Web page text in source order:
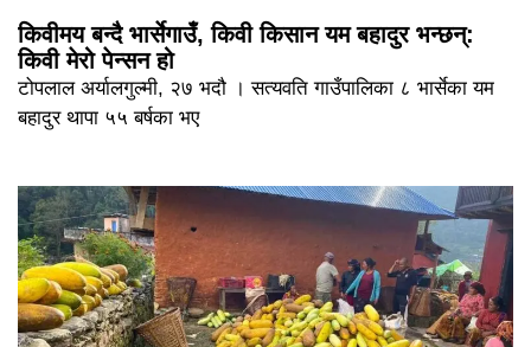
किवीमय बन्दै भार्सेगाउँ, किवी किसान यम बहादुर भन्छन्:
किवी मेरो पेन्सन हो
टोपलाल अर्यालगुल्मी, २७ भदौ । सत्यवति गाउँपालिका ८ भार्सेका यम
बहादुर थापा ५५ बर्षका भए